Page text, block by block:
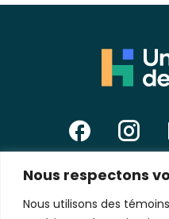
Nous respectons
Nous utilisons des
E-
mail
*